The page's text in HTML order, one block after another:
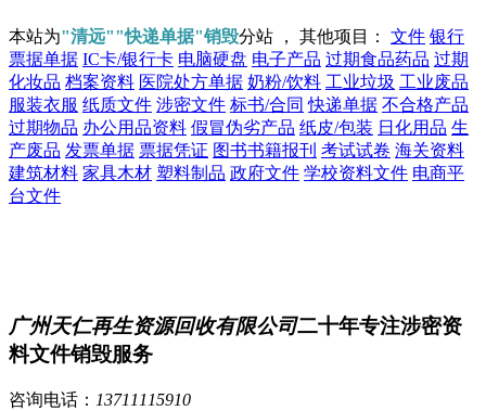
本站为"清远""快递单据"销毁分站 ， 其他项目： 文件 银行
票据单据 IC卡/银行卡 电脑硬盘 电子产品 过期食品药品 过期
化妆品 档案资料 医院处方单据 奶粉/饮料 工业垃圾 工业废品
服装衣服 纸质文件 涉密文件 标书/合同 快递单据 不合格产品
过期物品 办公用品资料 假冒伪劣产品 纸皮/包装 日化用品 生
产废品 发票单据 票据凭证 图书书籍报刊 考试试卷 海关资料
建筑材料 家具木材 塑料制品 政府文件 学校资料文件 电商平
台文件
广州天仁再生资源回收有限公司二十年专注涉密资
料文件销毁服务
咨询电话： 13711115910